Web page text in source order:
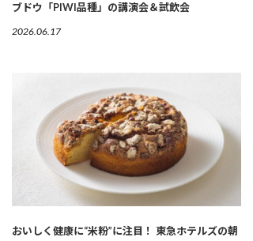
ブドウ「PIWI品種」の講演会＆試飲会
2026.06.17
おいしく健康に“米粉”に注目！ 東急ホテルズの朝